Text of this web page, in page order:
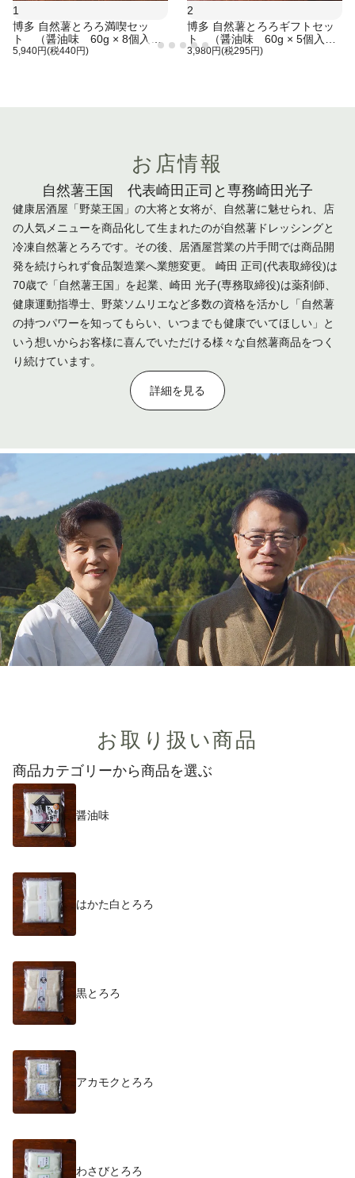
1
博多 自然薯とろろ満喫セッ
ト （醤油味 60g × 8個入
り）
5,940円(税440円)
2
博多 自然薯とろろギフトセッ
ト （醤油味 60g × 5個入
り）
3,980円(税295円)
お店情報
自然薯王国 代表崎田正司と専務崎田光子
健康居酒屋「野菜王国」の大将と女将が、自然薯に魅せられ、店
の人気メニューを商品化して生まれたのが自然薯ドレッシングと
冷凍自然薯とろろです。その後、居酒屋営業の片手間では商品開
発を続けられず食品製造業へ業態変更。 崎田 正司(代表取締役)は
70歳で「自然薯王国」を起業、崎田 光子(専務取締役)は薬剤師、
健康運動指導士、野菜ソムリエなど多数の資格を活かし「自然薯
の持つパワーを知ってもらい、いつまでも健康でいてほしい」と
いう想いからお客様に喜んでいただける様々な自然薯商品をつく
り続けています。
詳細を見る
お取り扱い商品
商品カテゴリーから商品を選ぶ
醤油味
はかた白とろろ
黒とろろ
アカモクとろろ
わさびとろろ